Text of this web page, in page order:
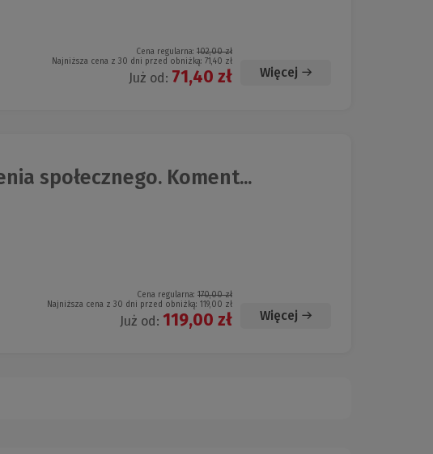
Cena regularna: 102,00 zł
Najniższa cena z 30 dni przed obniżką: 71,40 zł
Już od: 71,40 zł Więcej
społecznego. Koment...
Cena regularna: 170,00 zł
Najniższa cena z 30 dni przed obniżką: 119,00 zł
Już od: 119,00 zł Więcej